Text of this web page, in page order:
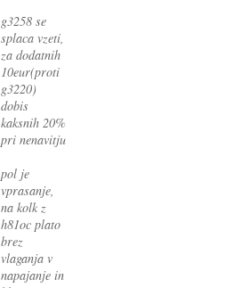
g3258 se
splaca vzeti,
za dodatnih
10eur(proti
g3220)
dobis
kaksnih 20%
pri nenavitju
pol je
vprasanje,
na kolk z
h81oc plato
brez
vlaganja v
napajanje in